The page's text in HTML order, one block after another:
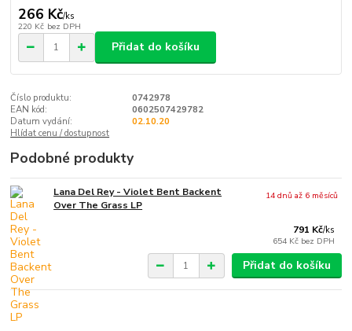
266 Kč/ks
220 Kč bez DPH
Přidat do košíku
Číslo produktu:
0742978
EAN kód:
0602507429782
Datum vydání:
02.10.20
Hlídat cenu / dostupnost
Podobné produkty
Lana Del Rey - Violet Bent Backent
Over The Grass LP
791 Kč/ks
654 Kč bez DPH
14 dnů až 6 měsíců
Přidat do košíku